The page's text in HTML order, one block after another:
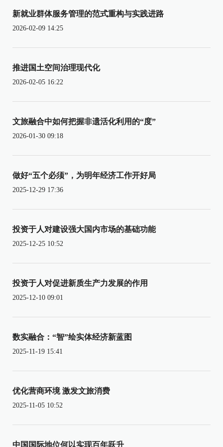
新就业群体服务管理的范式重构与实践进路
2026-02-09 14:25
推进国土空间治理现代化
2026-02-05 16:22
文旅融合中如何把握非遗活化利用的“度”
2026-01-30 09:18
做好“五个必须”，为明年经济工作开好局
2025-12-29 17:36
投资于人对建设强大国内市场的基础功能
2025-12-25 10:52
投资于人对促进新质生产力发展的作用
2025-12-10 09:01
数实融合：“智”绘实体经济新蓝图
2025-11-19 15:41
优化营商环境 激发文旅消费
2025-11-05 10:52
中国国际地位何以实现百年跃升